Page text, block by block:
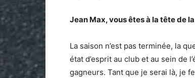
Jean Max, vous êtes à la tête de
La saison n’est pas terminée, la
état d’esprit au club et au sein de
gagneurs. Tant que je serai là, je